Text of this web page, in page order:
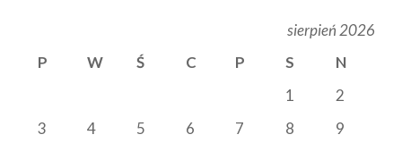
sierpień 2026
P
W Ś C P S
N
1
2
3
4 5 6 7 8
9